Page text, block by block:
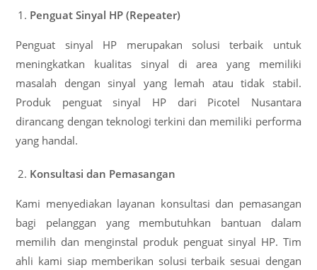
Penguat Sinyal HP (Repeater)
Penguat sinyal HP merupakan solusi terbaik untuk
meningkatkan kualitas sinyal di area yang memiliki
masalah dengan sinyal yang lemah atau tidak stabil.
Produk penguat sinyal HP dari Picotel Nusantara
dirancang dengan teknologi terkini dan memiliki performa
yang handal.
Konsultasi dan Pemasangan
Kami menyediakan layanan konsultasi dan pemasangan
bagi pelanggan yang membutuhkan bantuan dalam
memilih dan menginstal produk penguat sinyal HP. Tim
ahli kami siap memberikan solusi terbaik sesuai dengan